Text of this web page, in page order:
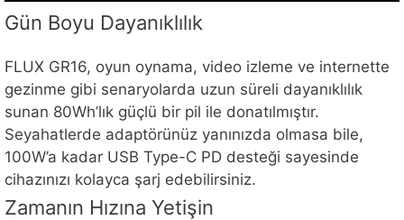
Gün Boyu Dayanıklılık
FLUX GR16, oyun oynama, video izleme ve internette
gezinme gibi senaryolarda uzun süreli dayanıklılık
sunan 80Wh’lık güçlü bir pil ile donatılmıştır.
Seyahatlerde adaptörünüz yanınızda olmasa bile,
100W’a kadar USB Type-C PD desteği sayesinde
cihazınızı kolayca şarj edebilirsiniz.
Zamanın Hızına Yetişin